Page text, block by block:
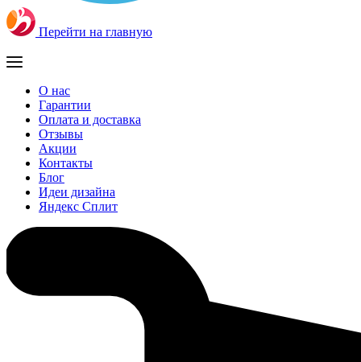
Перейти на главную
О нас
Гарантии
Оплата и доставка
Отзывы
Акции
Контакты
Блог
Идеи дизайна
Яндекс Сплит